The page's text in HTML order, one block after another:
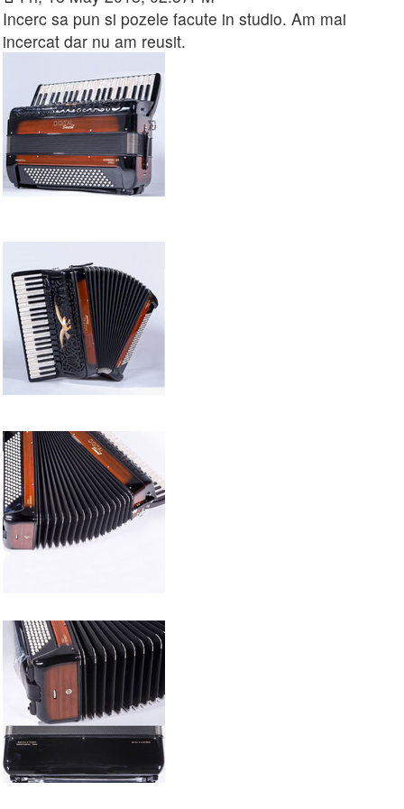
Incerc sa pun si pozele facute in studio. Am mai
incercat dar nu am reusit.